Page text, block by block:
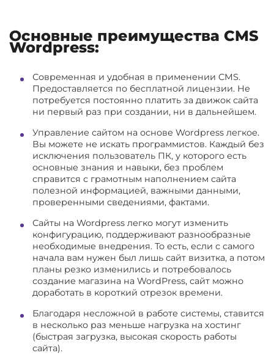
Основные преимущества CMS
Wordpress:
Современная и удобная в применении CMS.
Предоставляется по бесплатной лицензии. Не
потребуется постоянно платить за движок сайта
ни первый раз при создании, ни в дальнейшем.
Управление сайтом на основе Wordpress легкое.
Вы можете не искать программистов. Каждый без
исключения пользователь ПК, у которого есть
основные знания и навыки, без проблем
справится с грамотным наполнением сайта
полезной информацией, важными данными,
проверенными сведениями, фактами.
Сайты на Wordpress легко могут изменить
конфигурацию, поддерживают разнообразные
необходимые внедрения. То есть, если с самого
начала вам нужен был лишь сайт визитка, а потом
планы резко изменились и потребовалось
создание магазина на WordPress, сайт можно
доработать в короткий отрезок времени.
Благодаря несложной в работе системы, ставится
в несколько раз меньше нагрузка на хостинг
(быстрая загрузка, высокая скорость работы
сайта).